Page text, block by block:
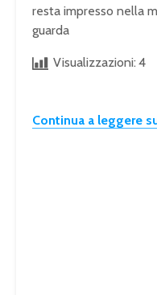
resta impresso nella
guarda
Visualizzazioni: 4
Continua a leggere